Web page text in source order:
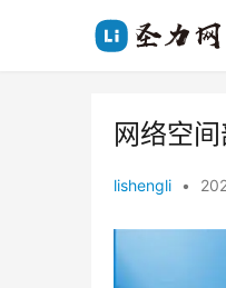
网络空
lishengli •